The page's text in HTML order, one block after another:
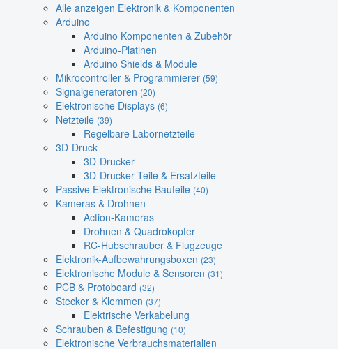
Alle anzeigen Elektronik & Komponenten
Arduino
Arduino Komponenten & Zubehör
Arduino-Platinen
Arduino Shields & Module
Mikrocontroller & Programmierer (59)
Signalgeneratoren (20)
Elektronische Displays (6)
Netzteile (39)
Regelbare Labornetzteile
3D-Druck
3D-Drucker
3D-Drucker Teile & Ersatzteile
Passive Elektronische Bauteile (40)
Kameras & Drohnen
Action-Kameras
Drohnen & Quadrokopter
RC-Hubschrauber & Flugzeuge
Elektronik-Aufbewahrungsboxen (23)
Elektronische Module & Sensoren (31)
PCB & Protoboard (32)
Stecker & Klemmen (37)
Elektrische Verkabelung
Schrauben & Befestigung (10)
Elektronische Verbrauchsmaterialien